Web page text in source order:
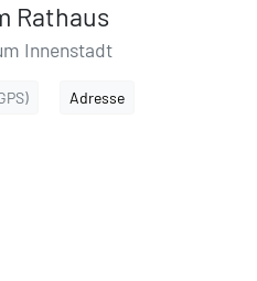
Rathaus
Innenstadt
Adresse